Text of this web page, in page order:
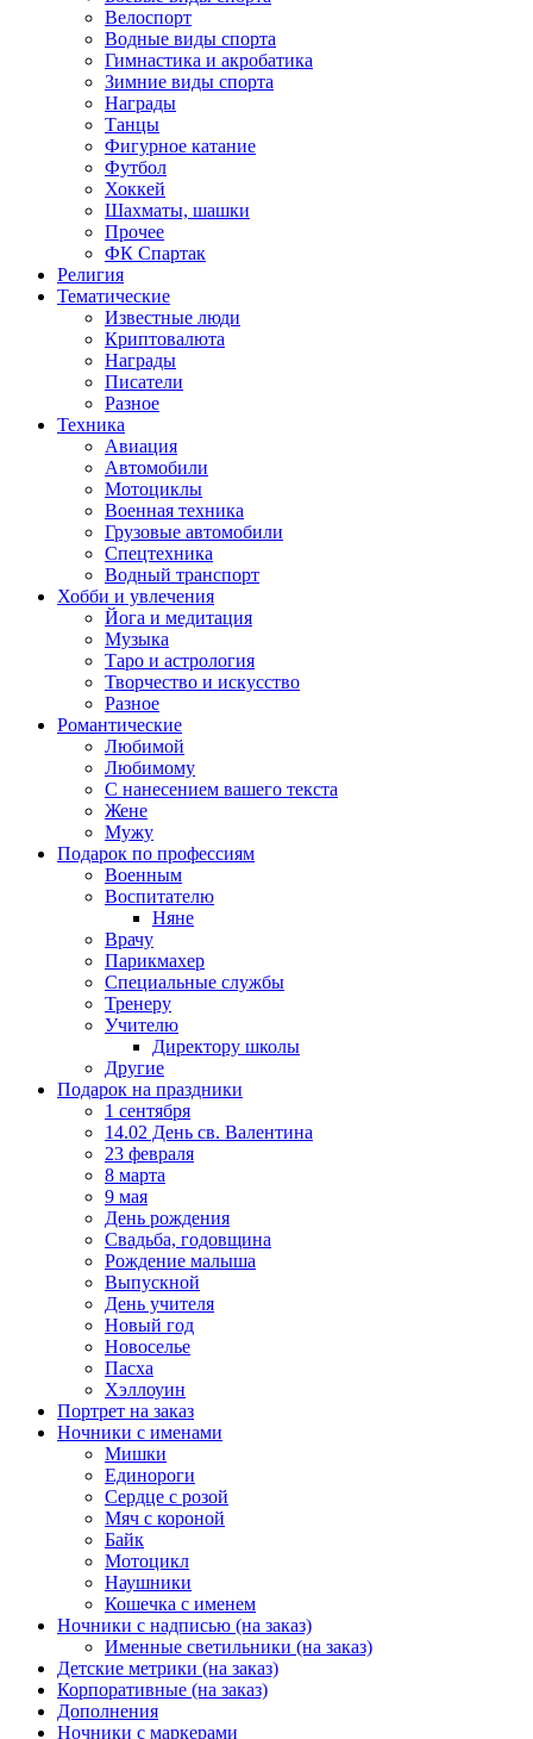
Велоспорт
Водные виды спорта
Гимнастика и акробатика
Зимние виды спорта
Награды
Танцы
Фигурное катание
Футбол
Хоккей
Шахматы, шашки
Прочее
ФК Спартак
Религия
Тематические
Известные люди
Криптовалюта
Награды
Писатели
Разное
Техника
Авиация
Автомобили
Мотоциклы
Военная техника
Грузовые автомобили
Спецтехника
Водный транспорт
Хобби и увлечения
Йога и медитация
Музыка
Таро и астрология
Творчество и искусство
Разное
Романтические
Любимой
Любимому
С нанесением вашего текста
Жене
Мужу
Подарок по профессиям
Военным
Воспитателю
Няне
Врачу
Парикмахер
Специальные службы
Тренеру
Учителю
Директору школы
Другие
Подарок на праздники
1 сентября
14.02 День св. Валентина
23 февраля
8 марта
9 мая
День рождения
Свадьба, годовщина
Рождение малыша
Выпускной
День учителя
Новый год
Новоселье
Пасха
Хэллоуин
Портрет на заказ
Ночники с именами
Мишки
Единороги
Сердце с розой
Мяч с короной
Байк
Мотоцикл
Наушники
Кошечка с именем
Ночники с надписью (на заказ)
Именные светильники (на заказ)
Детские метрики (на заказ)
Корпоративные (на заказ)
Дополнения
Ночники с маркерами